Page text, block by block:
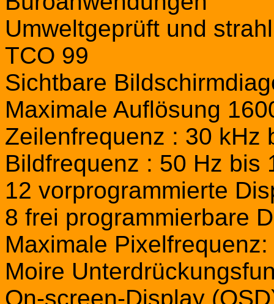
Umweltgeprüft und
TCO 99
Sichtbare
Maximale Auflösung
Zeilenfrequenz : 30 kHz
Bildfrequenz : 50 Hz bis
12 vorprogrammierte
8 frei programmierbare
Maximale
Moire
On-screen-Display